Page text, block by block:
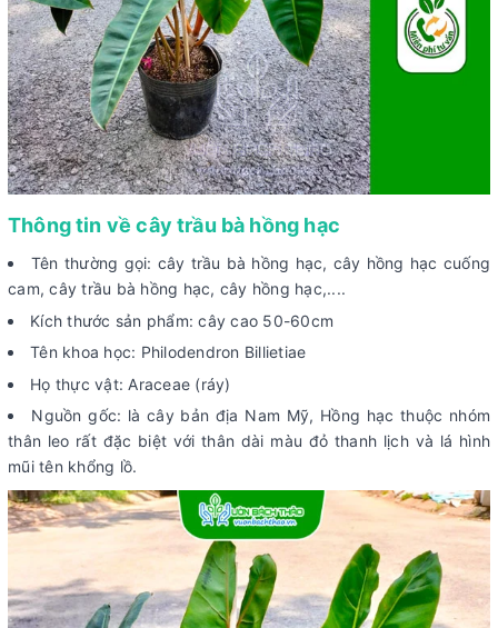
Thông tin về cây trầu bà hồng hạc
Tên thường gọi: cây trầu bà hồng hạc, cây hồng hạc cuống
cam, cây trầu bà hồng hạc, cây hồng hạc,....
Kích thước sản phẩm: cây cao 50-60cm
Tên khoa học: Philodendron Billietiae
Họ thực vật: Araceae (ráy)
Nguồn gốc: là cây bản địa Nam Mỹ, Hồng hạc thuộc nhóm
thân leo rất đặc biệt với thân dài màu đỏ thanh lịch và lá hình
mũi tên khổng lồ.